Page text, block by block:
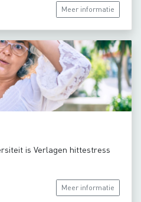
Meer informatie
is Verlagen hittestress
Meer informatie